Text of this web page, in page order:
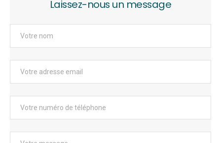
Laissez-nous un message